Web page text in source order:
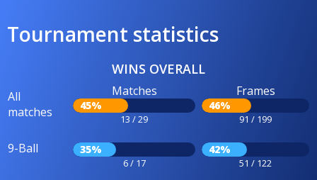
Tournament statistics
WINS OVERALL
All
matches
Matches
45%
13 / 29
Frames
46%
91 / 199
9-Ball 35%
6 / 17
42%
51 / 122